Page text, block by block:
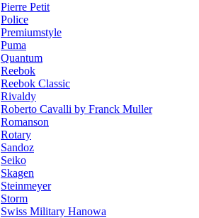
Pierre Petit
Police
Premiumstyle
Puma
Quantum
Reebok
Reebok Classic
Rivaldy
Roberto Cavalli by Franck Muller
Romanson
Rotary
Sandoz
Seiko
Skagen
Steinmeyer
Storm
Swiss Military Hanowa